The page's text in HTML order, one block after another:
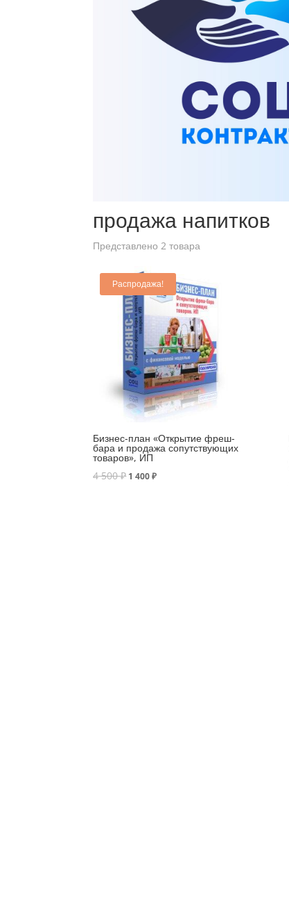
продажа напитков
Представлено 2 товара
Распродажа!
Бизнес-план «Открытие фреш-
бара и продажа сопутствующих
товаров», ИП
4 500₽ 1 400₽